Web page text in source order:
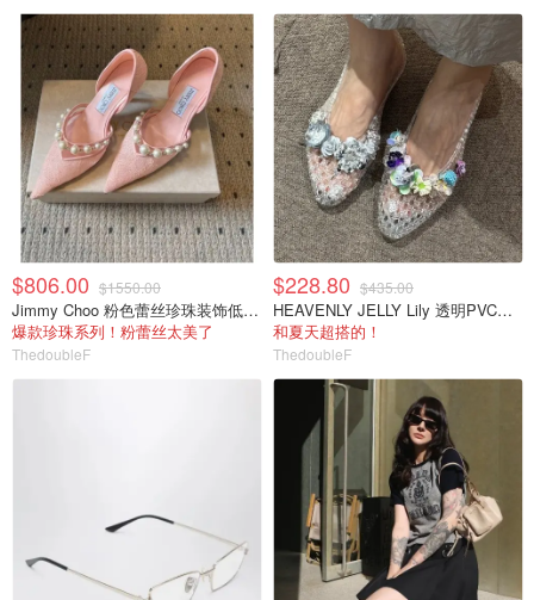
$806.00 $1550.00
Jimmy Choo 粉色蕾丝珍珠装饰低胸内衣
爆款珍珠系列！粉蕾丝太美了
ThedoubleF
$228.80 $435.00
HEAVENLY JELLY Lily 透明PVC芭蕾鞋 珠饰花
和夏天超搭的！
ThedoubleF